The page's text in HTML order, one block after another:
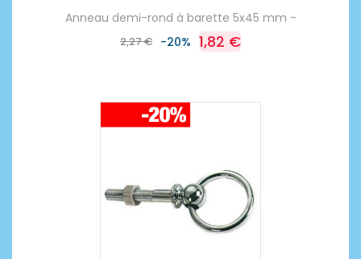
Anneau demi-rond à barette 5x45 mm -
2,27 € -20% 1,82 €